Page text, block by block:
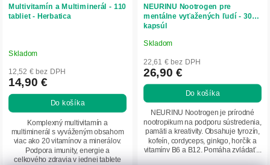
Multivitamín a Multiminerál - 110
tabliet - Herbatica
Skladom
12,52 € bez DPH
14,90 €
Do košíka
Komplexný multivitamín a
multiminerál s vyváženým obsahom
viac ako 20 vitamínov a minerálov.
Podpora imunity, energie a
celkového zdravia v jednej tablete
NEURINU Nootrogen pre
mentálne vyťažených ľudí - 30
kapsúl
Priemerné
hodnotenie
produktu
je
5,0
5
hviezdičiek.
Skladom
22,61 € bez DPH
26,90 €
Do košíka
NEURINU Nootrogen je prírodné
nootropikum na podporu sústredenia,
pamäti a kreativity. Obsahuje tyrozín,
kofeín, cordyceps, ginkgo, horčík a
vitamíny B6 a B12. Pomáha zvládať...